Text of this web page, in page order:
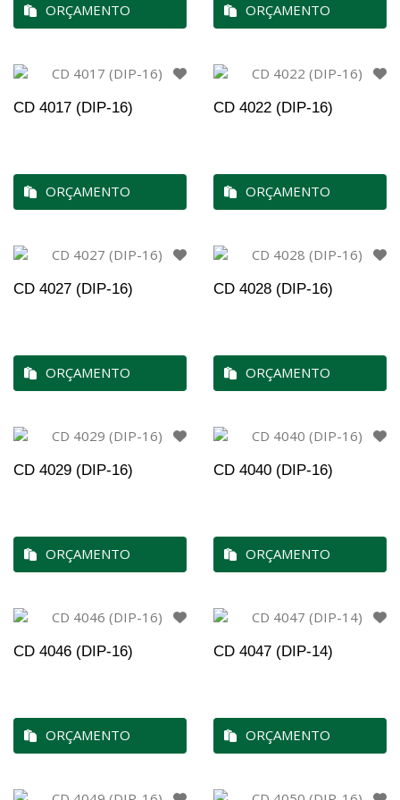
ORÇAMENTO ORÇAMENTO
CD 4017 (DIP-16)
ORÇAMENTO
CD 4022 (DIP-16)
ORÇAMENTO
CD 4027 (DIP-16)
ORÇAMENTO
CD 4028 (DIP-16)
ORÇAMENTO
CD 4029 (DIP-16)
ORÇAMENTO
CD 4040 (DIP-16)
ORÇAMENTO
CD 4046 (DIP-16)
ORÇAMENTO
CD 4047 (DIP-14)
ORÇAMENTO